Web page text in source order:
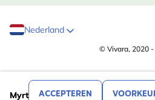
ACCEPTEREN
Myrte Koolmees mok
Nederland
© Vivara, 2020 -